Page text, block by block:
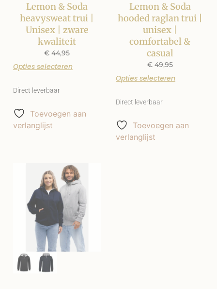
Lemon & Soda
heavysweat trui |
Unisex | zware
kwaliteit
€ 44,95
Opties selecteren
Direct leverbaar
Toevoegen aan
verlanglijst
Lemon & Soda
hooded raglan trui |
unisex |
comfortabel &
casual
€49,95
Opties selecteren
Direct leverbaar
Toevoegen aan
verlanglijst